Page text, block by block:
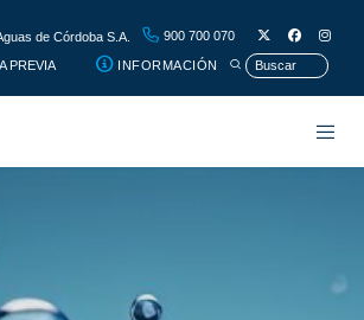
de Córdoba S.A. 900 700 070
PREVIA INFORMACIÓN